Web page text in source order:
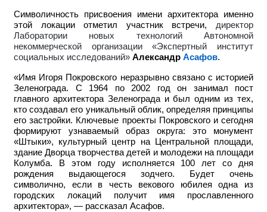
Символичность присвоения имени архитектора именно
этой локации отметил участник встречи, директор
Лаборатории новых технологий Автономной
некоммерческой организации «Экспертный институт
социальных исследований» Александр Асафов.
«Имя Игоря Покровского неразрывно связано с историей
Зеленограда. С 1964 по 2002 год он занимал пост
главного архитектора Зеленограда и был одним из тех,
кто создавал его уникальный облик, определяя принципы
его застройки. Ключевые проекты Покровского и сегодня
формируют узнаваемый образ округа: это монумент
«Штыки», культурный центр на Центральной площади,
здание Дворца творчества детей и молодежи на площади
Колумба. В этом году исполняется 100 лет со дня
рождения выдающегося зодчего. Будет очень
символично, если в честь векового юбилея одна из
городских локаций получит имя прославленного
архитектора», — рассказал Асафов.